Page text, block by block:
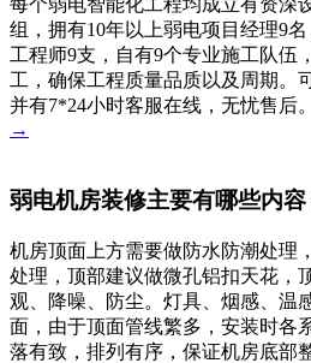
每个弱电智能化工程均成立有资深
组，拥有10年以上弱电项目经理9
工程师9支，自有9个专业施工队伍
工，确保工程质量品质以及周期。
并有7*24小时客服在线，无忧售后。
→
弱电机房装修主要有哪些内容
机房顶面上方需要做防水防潮处理
处理，顶部建议做微孔铝扣天花，
观、降噪、防尘。灯具、烟感、温
面，由于顶面管线繁多，安装时各
落有致，排列有序，保证机房底部